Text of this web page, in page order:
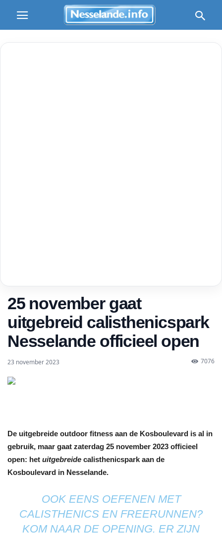
25 november gaat
uitgebreid calisthenicspark
Nesselande officieel open
23 november 2023 7076
De uitgebreide outdoor fitness aan de Kosboulevard is al in
gebruik, maar gaat zaterdag 25 november 2023 officieel
open: het uitgebreide calisthenicspark aan de
Kosboulevard in Nesselande.
OOK EENS OEFENEN MET
CALISTHENICS EN FREERUNNEN?
KOM NAAR DE OPENING. ER ZIJN